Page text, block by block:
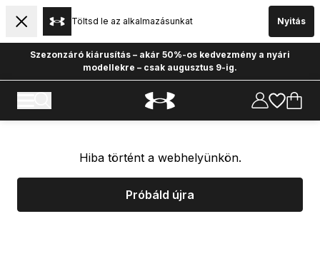
Töltsd le az alkalmazásunkat Nyitás
Szezonzáró kiárusítás – akár 50%-os kedvezmény a nyári
modellekre – csak augusztus 9-ig.
Hiba történt a webhelyünkön.
Próbáld újra